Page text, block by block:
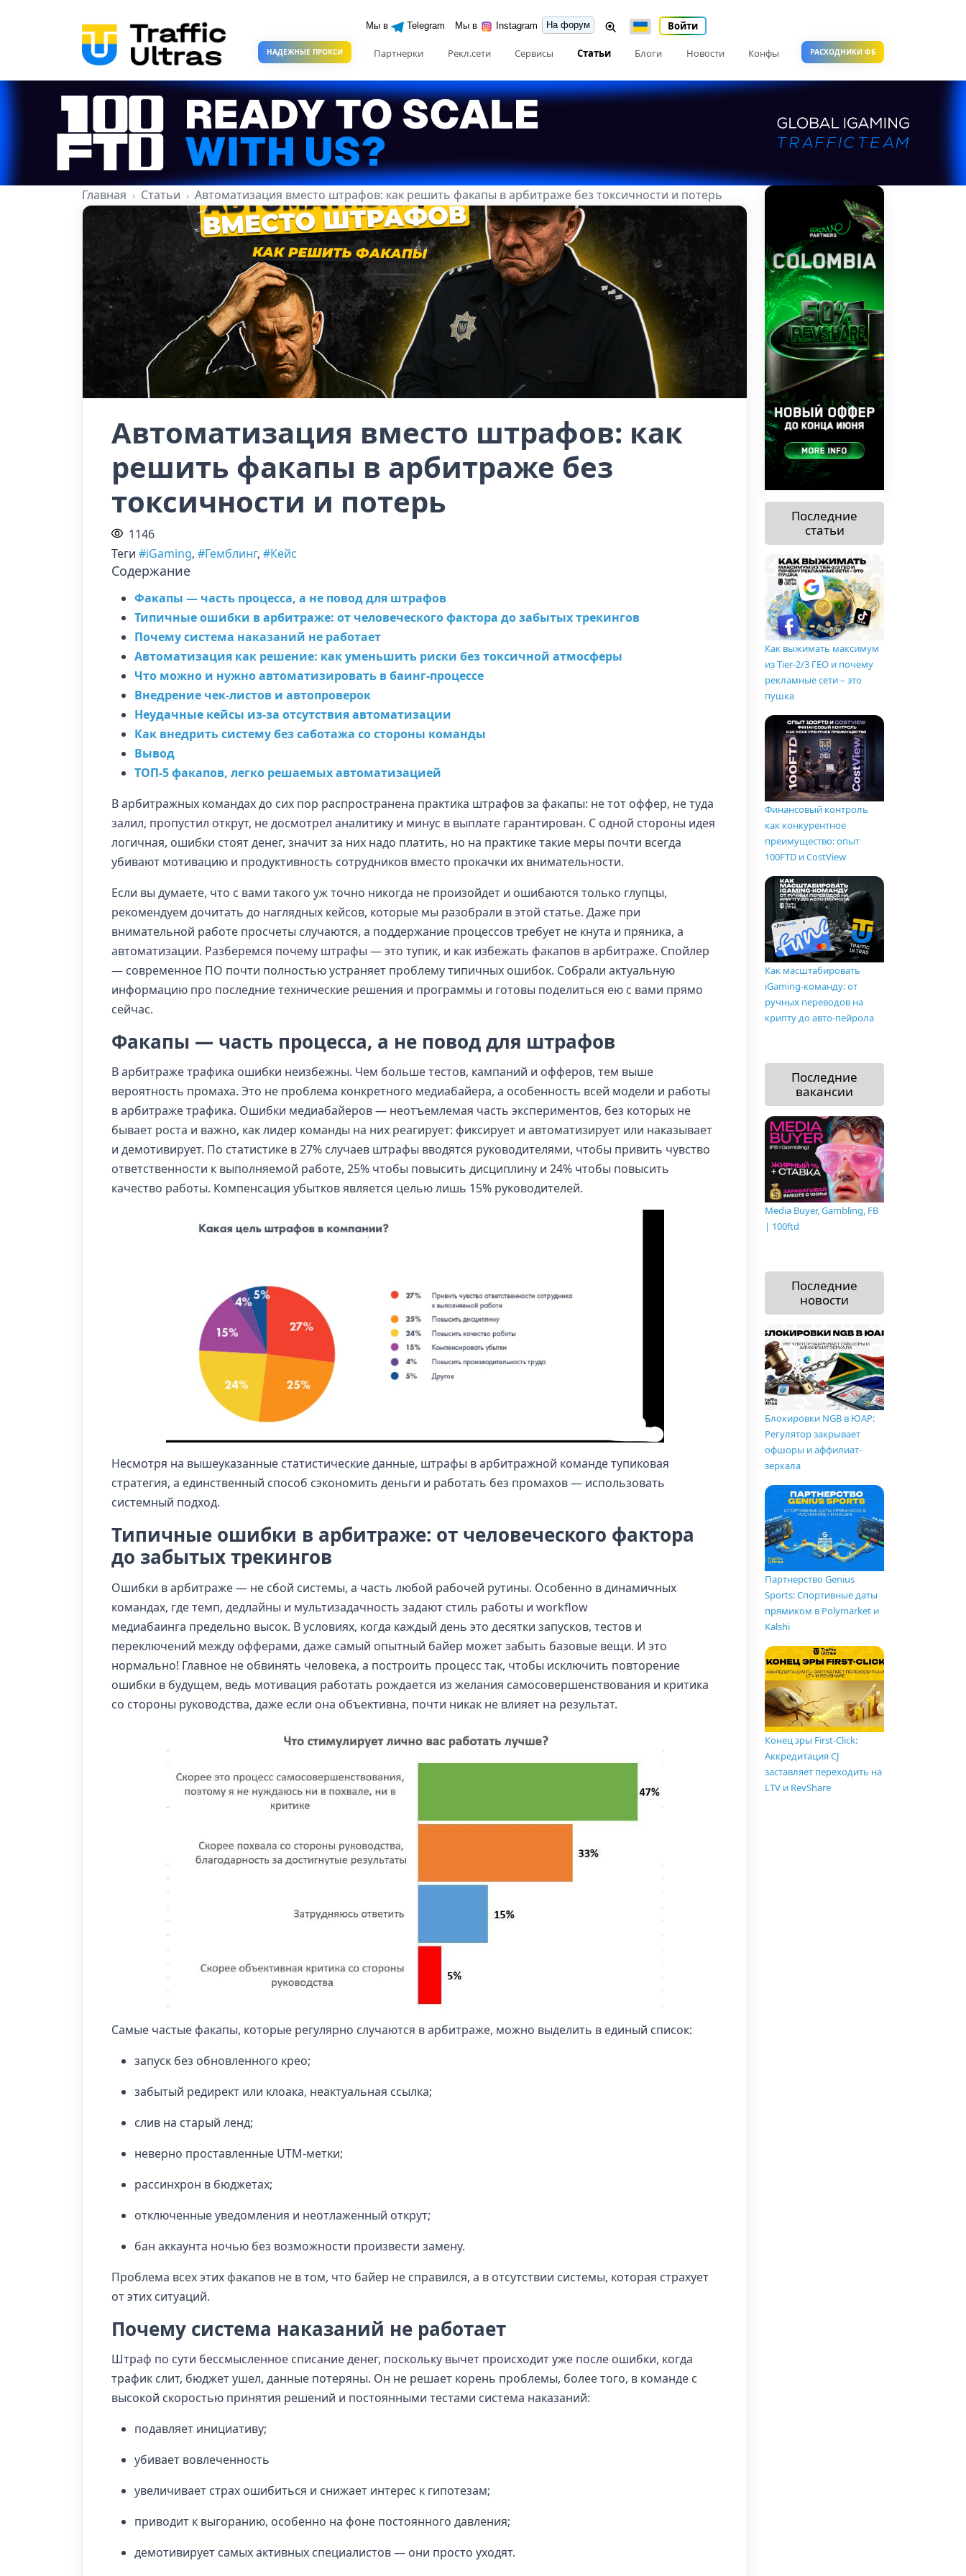
Мы в Telegram Мы в Instagram На форум Войти
НАДЕЖНЫЕ ПРОКСИ Партнерки Рекл.сети Сервисы Статьи Блоги Новости Конфы РАСХОДНИКИ ФБ
Главная Статьи Автоматизация вместо штрафов: как решить факапы в арбитраже без токсичности и потерь
Автоматизация вместо штрафов: как
решить факапы в арбитраже без
токсичности и потерь
1146
Теги #iGaming, #Гемблинг, #Кейс
Содержание
Факапы — часть процесса, а не повод для штрафов
Типичные ошибки в арбитраже: от человеческого фактора до забытых трекингов
Почему система наказаний не работает
Автоматизация как решение: как уменьшить риски без токсичной атмосферы
Что можно и нужно автоматизировать в баинг-процессе
Внедрение чек-листов и автопроверок
Неудачные кейсы из-за отсутствия автоматизации
Как внедрить систему без саботажа со стороны команды
Вывод
ТОП-5 факапов, легко решаемых автоматизацией
В арбитражных командах до сих пор распространена практика штрафов за факапы: не тот оффер, не туда
залил, пропустил открут, не досмотрел аналитику и минус в выплате гарантирован. С одной стороны идея
логичная, ошибки стоят денег, значит за них надо платить, но на практике такие меры почти всегда
убивают мотивацию и продуктивность сотрудников вместо прокачки их внимательности.
Если вы думаете, что с вами такого уж точно никогда не произойдет и ошибаются только глупцы,
рекомендуем дочитать до наглядных кейсов, которые мы разобрали в этой статье. Даже при
внимательной работе просчеты случаются, а поддержание процессов требует не кнута и пряника, а
автоматизации. Разберемся почему штрафы — это тупик, и как избежать факапов в арбитраже. Спойлер
— современное ПО почти полностью устраняет проблему типичных ошибок. Собрали актуальную
информацию про последние технические решения и программы и готовы поделиться ею с вами прямо
сейчас.
Факапы — часть процесса, а не повод для штрафов
В арбитраже трафика ошибки неизбежны. Чем больше тестов, кампаний и офферов, тем выше
вероятность промаха. Это не проблема конкретного медиабайера, а особенность всей модели и работы
в арбитраже трафика. Ошибки медиабайеров — неотъемлемая часть экспериментов, без которых не
бывает роста и важно, как лидер команды на них реагирует: фиксирует и автоматизирует или наказывает
и демотивирует. По статистике в 27% случаев штрафы вводятся руководителями, чтобы привить чувство
ответственности к выполняемой работе, 25% чтобы повысить дисциплину и 24% чтобы повысить
качество работы. Компенсация убытков является целью лишь 15% руководителей.
Несмотря на вышеуказанные статистические данные, штрафы в арбитражной команде тупиковая
стратегия, а единственный способ сэкономить деньги и работать без промахов — использовать
системный подход.
Типичные ошибки в арбитраже: от человеческого фактора
до забытых трекингов
Ошибки в арбитраже — не сбой системы, а часть любой рабочей рутины. Особенно в динамичных
командах, где темп, дедлайны и мультизадачность задают стиль работы и workflow
медиабаинга предельно высок. В условиях, когда каждый день это десятки запусков, тестов и
переключений между офферами, даже самый опытный байер может забыть базовые вещи. И это
нормально! Главное не обвинять человека, а построить процесс так, чтобы исключить повторение
ошибки в будущем, ведь мотивация работать рождается из желания самосовершенствования и критика
со стороны руководства, даже если она объективна, почти никак не влияет на результат.
Самые частые факапы, которые регулярно случаются в арбитраже, можно выделить в единый список:
запуск без обновленного крео;
забытый редирект или клоака, неактуальная ссылка;
слив на старый ленд;
неверно проставленные UTM-метки;
рассинхрон в бюджетах;
отключенные уведомления и неотлаженный открут;
бан аккаунта ночью без возможности произвести замену.
Проблема всех этих факапов не в том, что байер не справился, а в отсутствии системы, которая страхует
от этих ситуаций.
Почему система наказаний не работает
Штраф по сути бессмысленное списание денег, поскольку вычет происходит уже после ошибки, когда
трафик слит, бюджет ушел, данные потеряны. Он не решает корень проблемы, более того, в команде с
высокой скоростью принятия решений и постоянными тестами система наказаний:
подавляет инициативу;
убивает вовлеченность
увеличивает страх ошибиться и снижает интерес к гипотезам;
приводит к выгоранию, особенно на фоне постоянного давления;
демотивирует самых активных специалистов — они просто уходят.
Последние
статьи
Как выжимать максимум
из Tier-2/3 ГЕО и почему
рекламные сети – это
пушка
Финансовый контроль
как конкурентное
преимущество: опыт
100FTD и CostView
Как масштабировать
iGaming-команду: от
ручных переводов на
крипту до авто-пейрола
Последние
вакансии
Media Buyer, Gambling, FB
| 100ftd
Последние
новости
Блокировки NGB в ЮАР:
Регулятор закрывает
офшоры и аффилиат-
зеркала
Партнерство Genius
Sports: Спортивные даты
прямиком в Polymarket и
Kalshi
Конец эры First-Click:
Аккредитация CJ
заставляет переходить на
LTV и RevShare